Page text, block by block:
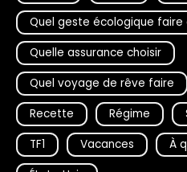
Quel geste écologique faire
Quelle assurance choisir
Quel voyage de rêve faire
Recette
Régime
TF1
Vacances
À